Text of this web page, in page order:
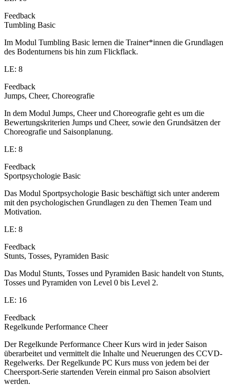
Feedback
Tumbling Basic
Im Modul Tumbling Basic lernen die Trainer*innen die Grundlagen
des Bodenturnens bis hin zum Flickflack.
LE: 8
Feedback
Jumps, Cheer, Choreografie
In dem Modul Jumps, Cheer und Choreografie geht es um die
Bewertungskriterien Jumps und Cheer, sowie den Grundsätzen der
Choreografie und Saisonplanung.
LE: 8
Feedback
Sportpsychologie Basic
Das Modul Sportpsychologie Basic beschäftigt sich unter anderem
mit den psychologischen Grundlagen zu den Themen Team und
Motivation.
LE: 8
Feedback
Stunts, Tosses, Pyramiden Basic
Das Modul Stunts, Tosses und Pyramiden Basic handelt von Stunts,
Tosses und Pyramiden von Level 0 bis Level 2.
LE: 16
Feedback
Regelkunde Performance Cheer
Der Regelkunde Performance Cheer Kurs wird in jeder Saison
überarbeitet und vermittelt die Inhalte und Neuerungen des CCVD-
Regelwerks. Der Regelkunde PC Kurs muss von jedem bei der
Cheersport-Serie startenden Verein einmal pro Saison absolviert
werden.